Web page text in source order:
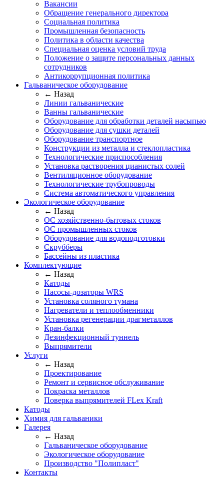
Вакансии
Обращение генерального директора
Социальная политика
Промышленная безопасность
Политика в области качества
Специальная оценка условий труда
Положение о защите персональных данных
сотрудников
Антикоррупционная политика
Гальваническое оборудование
← Назад
Линии гальванические
Ванны гальванические
Оборудование для обработки деталей насыпью
Оборудование для сушки деталей
Оборудование транспортное
Конструкции из металла и стеклопластика
Технологические приспособления
Установка растворения цианистых солей
Вентиляционное оборудование
Технологические трубопроводы
Система автоматического управления
Экологическое оборудование
← Назад
ОС хозяйственно-бытовых стоков
ОС промышленных стоков
Оборудование для водоподготовки
Скрубберы
Бассейны из пластика
Комплектующие
← Назад
Катоды
Насосы-дозаторы WRS
Установка соляного тумана
Нагреватели и теплообменники
Установка регенерации драгметаллов
Кран-балки
Дезинфекционный туннель
Выпрямители
Услуги
← Назад
Проектирование
Ремонт и сервисное обслуживание
Покраска металлов
Поверка выпрямителей FLex Kraft
Катоды
Химия для гальваники
Галерея
← Назад
Гальваническое оборудование
Экологическое оборудование
Производство "Полипласт"
Контакты